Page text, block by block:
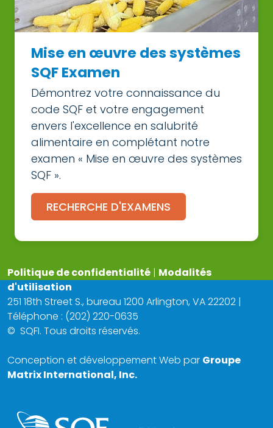
Mise en œuvre des systèmes
SQF Examen
Démontrez votre connaissance du
code SQF et votre engagement
envers l'excellence en salubrité
alimentaire en complétant notre
examen « Mise en œuvre des systèmes
SQF ».
RECHERCHE D'EXAMENS
Politique de confidentialité | Modalités
d'utilisation
251 18th Street S., bureau 1200 Arlington, VA 22202 |
Téléphone : (202) 220-0635
© SQFI. Tous droits réservés.
Conception et développement Web par Groupe
Matrix International, Inc.